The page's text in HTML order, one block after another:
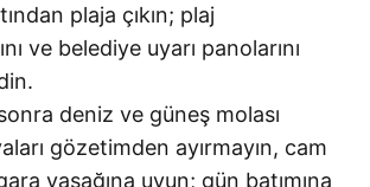
plaja çıkın; plaj
ve belediye uyarı panolarını
deniz ve güneş molası
gözetimden ayırmayın, cam
yasağına uyun; gün batımına